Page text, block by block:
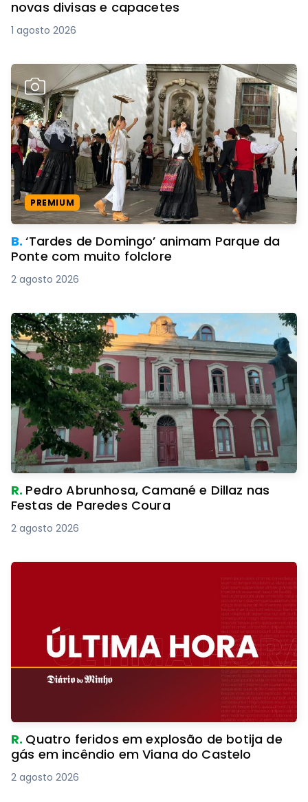
novas divisas e capacetes
1 agosto 2026
PREMIUM
B.‘Tardes de Domingo’ animam Parque da
Ponte com muito folclore
2 agosto 2026
R. Pedro Abrunhosa, Camané e Dillaz nas
Festas de Paredes Coura
2 agosto 2026
R. Quatro feridos em explosão de botija de
gás em incêndio em Viana do Castelo
2 agosto 2026